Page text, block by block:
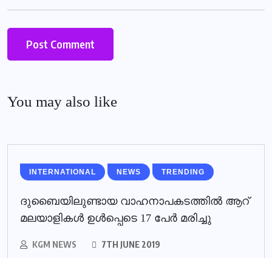
You may also like
INTERNATIONAL NEWS TRENDING
ദുബൈയിലുണ്ടായ വാഹനാപകടത്തില്‍ ആറ്
മലയാളികള്‍ ഉള്‍പ്പെടെ 17 പേര്‍ മരിച്ചു
KGM NEWS 7TH JUNE 2019